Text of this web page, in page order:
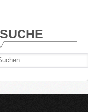
SUCHE